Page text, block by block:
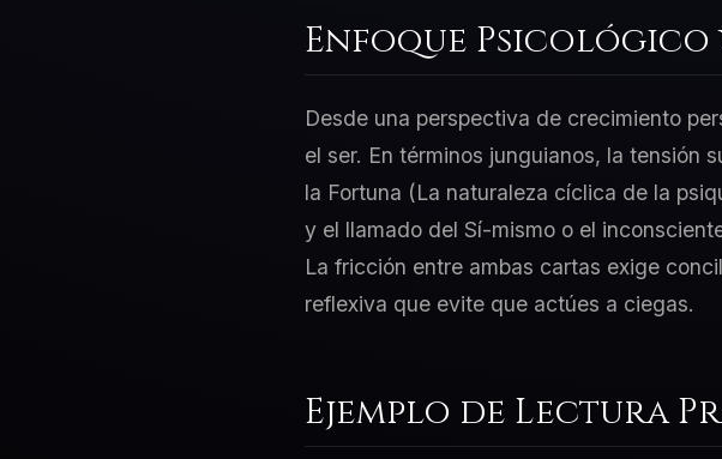
Enfoque Psicológico
Desde una perspectiva de crecimiento
el ser. En términos junguianos, la tensión
la Fortuna (La naturaleza cíclica de la
y el llamado del Sí-mismo o el
La fricción entre ambas cartas exige
reflexiva que evite que actúes a ciegas.
Ejemplo de Lectura